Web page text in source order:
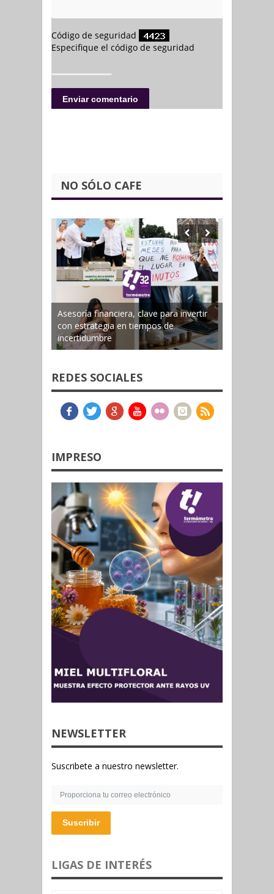
NO SÓLO CAFE
Asesoría financiera, clave para invertir
con estrategia en tiempos de
incertidumbre
REDES SOCIALES
IMPRESO
NEWSLETTER
Suscribete a nuestro newsletter.
Suscribir
LIGAS DE INTERÉS